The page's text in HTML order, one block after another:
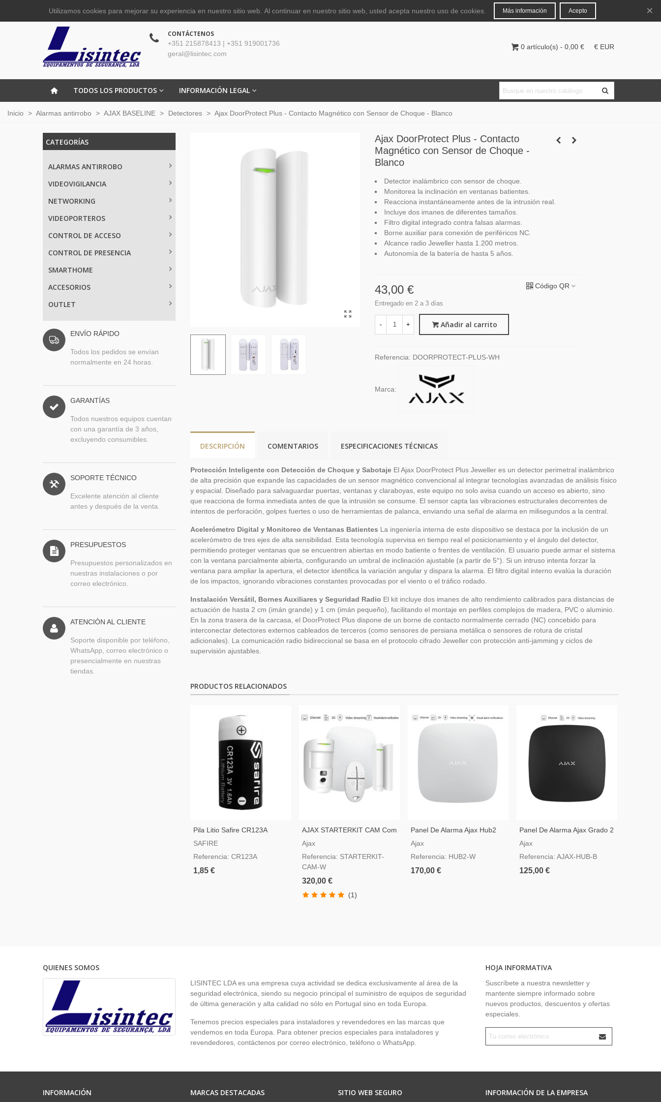
Español Iniciar sesión
CONTÁCTENOS
+351 215878413 | +351 919001736
geral@lisintec.com
0 artículo(s) - 0,00 € € EUR
TODOS LOS PRODUCTOS INFORMACIÓN LEGAL
Inicio > Alarmas antirrobo > AJAX BASELINE > Detectores > Ajax DoorProtect Plus - Contacto Magnético con Sensor de Choque - Blanco
CATEGORÍAS
ALARMAS ANTIRROBO
VIDEOVIGILANCIA
NETWORKING
VIDEOPORTEROS
CONTROL DE ACCESO
CONTROL DE PRESENCIA
SMARTHOME
ACCESORIOS
OUTLET
ENVÍO RÁPIDO
Todos los pedidos se envían
normalmente en 24 horas.
GARANTÍAS
Todos nuestros equipos cuentan
con una garantía de 3 años,
excluyendo consumibles.
SOPORTE TÉCNICO
Excelente atención al cliente
antes y después de la venta.
PRESUPUESTOS
Presupuestos personalizados en
nuestras instalaciones o por
correo electrónico.
ATENCIÓN AL CLIENTE
Soporte disponible por teléfono,
WhatsApp, correo electrónico o
presencialmente en nuestras
tiendas.
Ajax DoorProtect Plus - Contacto
Magnético con Sensor de Choque -
Blanco
Detector inalámbrico con sensor de choque.
Monitorea la inclinación en ventanas batientes.
Reacciona instantáneamente antes de la intrusión real.
Incluye dos imanes de diferentes tamaños.
Filtro digital integrado contra falsas alarmas.
Borne auxiliar para conexión de periféricos NC.
Alcance radio Jeweller hasta 1.200 metros.
Autonomía de la batería de hasta 5 años.
43,00 €
Entregado en 2 a 3 días
Código QR
- + Añadir al carrito
Referencia: DOORPROTECT-PLUS-WH
Marca:
DESCRIPCIÓN COMENTARIOS ESPECIFICACIONES TÉCNICAS
Protección Inteligente con Detección de Choque y Sabotaje El Ajax DoorProtect Plus Jeweller es un detector perimetral inalámbrico
de alta precisión que expande las capacidades de un sensor magnético convencional al integrar tecnologías avanzadas de análisis físico
y espacial. Diseñado para salvaguardar puertas, ventanas y claraboyas, este equipo no solo avisa cuando un acceso es abierto, sino
que reacciona de forma inmediata antes de que la intrusión se consume. El sensor capta las vibraciones estructurales decorrentes de
intentos de perforación, golpes fuertes o uso de herramientas de palanca, enviando una señal de alarma en milisegundos a la central.
Acelerómetro Digital y Monitoreo de Ventanas Batientes La ingeniería interna de este dispositivo se destaca por la inclusión de un
acelerómetro de tres ejes de alta sensibilidad. Esta tecnología supervisa en tiempo real el posicionamiento y el ángulo del detector,
permitiendo proteger ventanas que se encuentren abiertas en modo batiente o frentes de ventilación. El usuario puede armar el sistema
con la ventana parcialmente abierta, configurando un umbral de inclinación ajustable (a partir de 5°). Si un intruso intenta forzar la
ventana para ampliar la apertura, el detector identifica la variación angular y dispara la alarma. El filtro digital interno evalúa la duración
de los impactos, ignorando vibraciones constantes provocadas por el viento o el tráfico rodado.
Instalación Versátil, Bornes Auxiliares y Seguridad Radio El kit incluye dos imanes de alto rendimiento calibrados para distancias de
actuación de hasta 2 cm (imán grande) y 1 cm (imán pequeño), facilitando el montaje en perfiles complejos de madera, PVC o aluminio.
En la zona trasera de la carcasa, el DoorProtect Plus dispone de un borne de contacto normalmente cerrado (NC) concebido para
interconectar detectores externos cableados de terceros (como sensores de persiana metálica o sensores de rotura de cristal
adicionales). La comunicación radio bidireccional se basa en el protocolo cifrado Jeweller con protección anti-jamming y ciclos de
supervisión ajustables.
PRODUCTOS RELACIONADOS
Pila Litio Safire CR123A
SAFIRE
Referencia: CR123A
1,85 €
AJAX STARTERKIT CAM Com
Motioncam, Color Blanco
Ajax
Referencia: STARTERKIT-
CAM-W
320,00 €
(1)
Panel De Alarma Ajax Hub2
Blanco Compatible Con Video
Ajax
Referencia: HUB2-W
170,00 €
Panel De Alarma Ajax Grado 2
En Color Negro
Ajax
Referencia: AJAX-HUB-B
125,00 €
QUIENES SOMOS
LISINTEC LDA es una empresa cuya actividad se dedica exclusivamente al área de la
seguridad electrónica, siendo su negocio principal el suministro de equipos de seguridad
de última generación y alta calidad no sólo en Portugal sino en toda Europa.
Tenemos precios especiales para instaladores y revendedores en las marcas que
vendemos en toda Europa. Para obtener precios especiales para instaladores y
revendedores, contáctenos por correo electrónico, teléfono o WhatsApp.
HOJA INFORMATIVA
Suscríbete a nuestra newsletter y
mantente siempre informado sobre
nuevos productos, descuentos y ofertas
especiales.
INFORMACIÓN MARCAS DESTACADAS SITIO WEB SEGURO INFORMACIÓN DE LA EMPRESA
Utilizamos cookies para mejorar su experiencia en nuestro sitio web. Al continuar en nuestro sitio web, usted acepta nuestro uso de cookies. Más información Acepto ×